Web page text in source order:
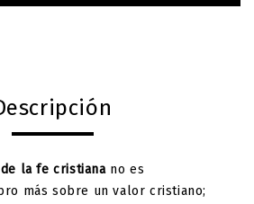
la fe cristianano es
más sobre un valor cristiano;